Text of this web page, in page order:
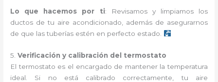
Lo que hacemos por ti: Revisamos y limpiamos los
ductos de tu aire acondicionado, además de asegurarnos
de que las tuberías estén en perfecto estado.
5.Verificación y calibración del termostato
El termostato es el encargado de mantener la temperatura
ideal. Si no está calibrado correctamente, tu aire